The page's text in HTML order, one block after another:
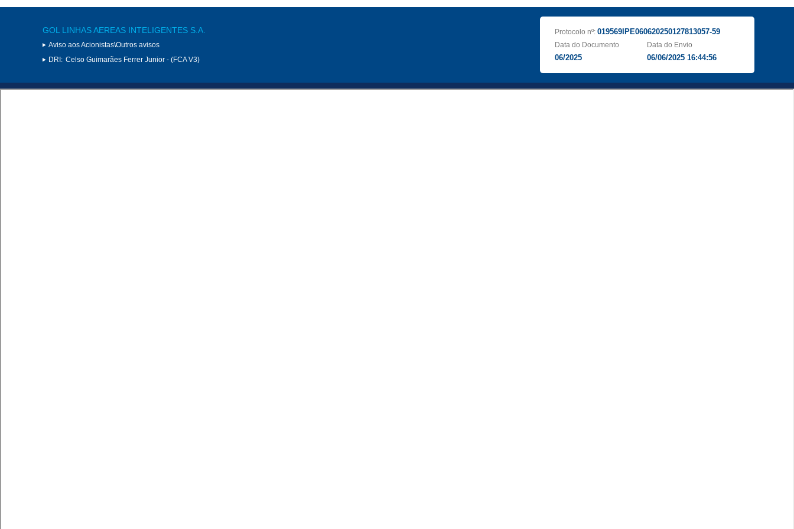
GOL LINHAS AEREAS INTELIGENTES S.A.
Aviso aos Acionistas\Outros avisos
DRI: Celso Guimarães Ferrer Junior - (FCA V3)
Protocolo nº: 019569IPE060620250127813057-59
Data do Documento
06/2025
Data do Envio
06/06/2025 16:44:56